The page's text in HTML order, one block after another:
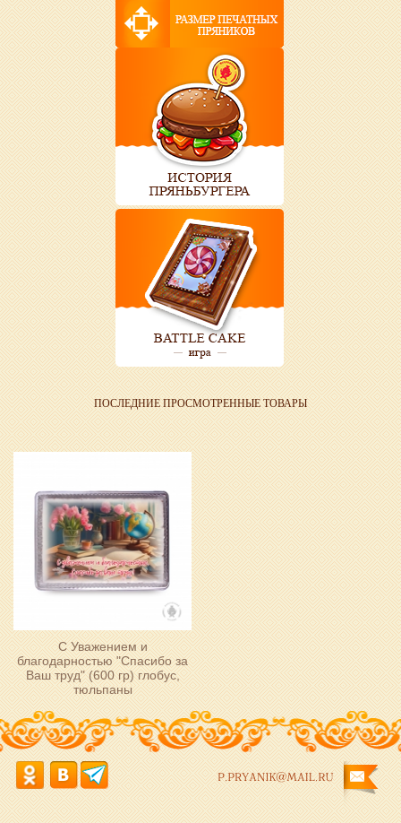
ПОСЛЕДНИЕ ПРОСМОТРЕННЫЕ ТОВАРЫ
С Уважением и
благодарностью "Спасибо за
Ваш труд" (600 гр) глобус,
тюльпаны